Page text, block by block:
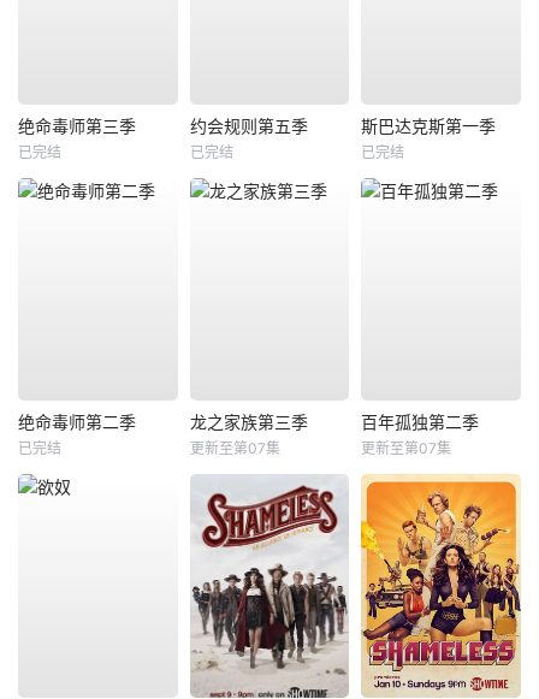
绝命毒师第三季
已完结
约会规则第五季
已完结
斯巴达克斯第一季
已完结
绝命毒师第二季
已完结
龙之家族第三季
更新至第07集
百年孤独第二季
更新至第07集